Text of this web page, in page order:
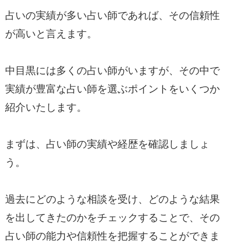
占いの実績が多い占い師であれば、その信頼性
が高いと言えます。
中目黒には多くの占い師がいますが、その中で
実績が豊富な占い師を選ぶポイントをいくつか
紹介いたします。
まずは、占い師の実績や経歴を確認しましょ
う。
過去にどのような相談を受け、どのような結果
を出してきたのかをチェックすることで、その
占い師の能力や信頼性を把握することができま